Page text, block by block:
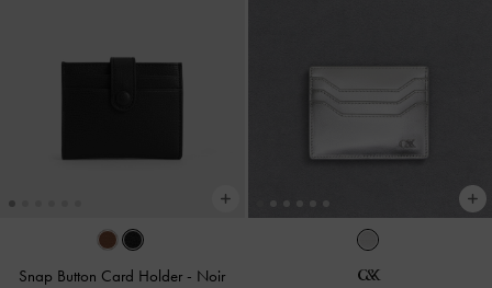
Snap Button Card Holder - Noir